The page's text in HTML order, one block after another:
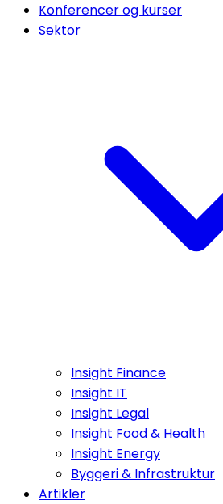
Konferencer og kurser
Sektor
Insight Finance
Insight IT
Insight Legal
Insight Food & Health
Insight Energy
Byggeri & Infrastruktur
Artikler